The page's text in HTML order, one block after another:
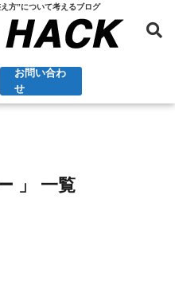
方”について考えるブログ
お問い合わ
せ
」 一覧